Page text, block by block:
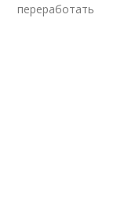
переработать